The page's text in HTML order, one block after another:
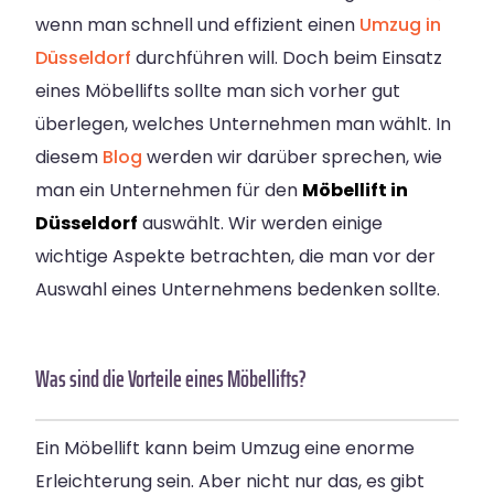
wenn man schnell und effizient einen Umzug in
Düsseldorf durchführen will. Doch beim Einsatz
eines Möbellifts sollte man sich vorher gut
überlegen, welches Unternehmen man wählt. In
diesem Blog werden wir darüber sprechen, wie
man ein Unternehmen für den Möbellift in
Düsseldorf auswählt. Wir werden einige
wichtige Aspekte betrachten, die man vor der
Auswahl eines Unternehmens bedenken sollte.
Was sind die Vorteile eines Möbellifts?
Ein Möbellift kann beim Umzug eine enorme
Erleichterung sein. Aber nicht nur das, es gibt